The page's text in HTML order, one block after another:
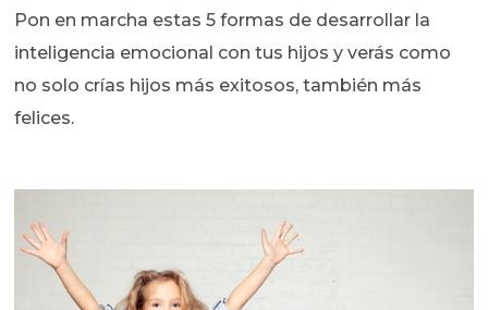
Pon en marcha estas 5 formas de desarrollar la
inteligencia emocional con tus hijos y verás como
no solo crías hijos más exitosos, también más
felices.